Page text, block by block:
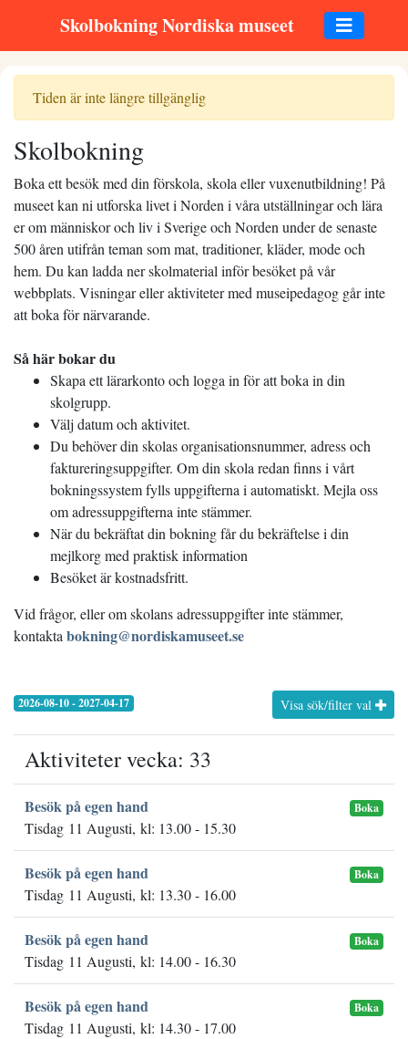
Skolbokning Nordiska museet
Tiden är inte längre tillgänglig
Skolbokning
Boka ett besök med din förskola, skola eller vuxenutbildning! På
museet kan ni utforska livet i Norden i våra utställningar och lära
er om människor och liv i Sverige och Norden under de senaste
500 åren utifrån teman som mat, traditioner, kläder, mode och
hem. Du kan ladda ner skolmaterial inför besöket på vår
webbplats. Visningar eller aktiviteter med museipedagog går inte
att boka för närvarande.
Så här bokar du
Skapa ett lärarkonto och logga in för att boka in din
skolgrupp.
Välj datum och aktivitet.
Du behöver din skolas organisationsnummer, adress och
faktureringsuppgifter. Om din skola redan finns i vårt
bokningssystem fylls uppgifterna i automatiskt. Mejla oss
om adressuppgifterna inte stämmer.
När du bekräftat din bokning får du bekräftelse i din
mejlkorg med praktisk information
Besöket är kostnadsfritt.
Vid frågor, eller om skolans adressuppgifter inte stämmer,
kontakta bokning@nordiskamuseet.se
Visa sök/filter val
2026-08-10 - 2027-04-17
Aktiviteter vecka: 33
Besök på egen hand Boka
Tisdag 11 Augusti, kl: 13.00 - 15.30
Besök på egen hand Boka
Tisdag 11 Augusti, kl: 13.30 - 16.00
Besök på egen hand Boka
Tisdag 11 Augusti, kl: 14.00 - 16.30
Besök på egen hand Boka
Tisdag 11 Augusti, kl: 14.30 - 17.00